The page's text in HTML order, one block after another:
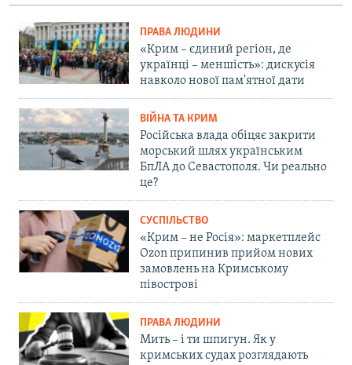
ПРАВА ЛЮДИНИ
«Крим – єдиний регіон, де
українці – меншість»: дискусія
навколо нової пам'ятної дати
ВІЙНА ТА КРИМ
Російська влада обіцяє закрити
морський шлях українським
БпЛА до Севастополя. Чи реально
це?
СУСПІЛЬСТВО
«Крим – не Росія»: маркетплейс
Ozon припинив прийом нових
замовлень на Кримському
півострові
ПРАВА ЛЮДИНИ
Мить – і ти шпигун. Як у
кримських судах розглядають